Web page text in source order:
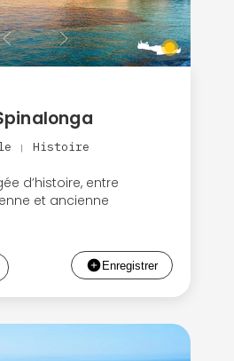
| Histoire
d’histoire, entre
et ancienne
avec Apple
vous par mail